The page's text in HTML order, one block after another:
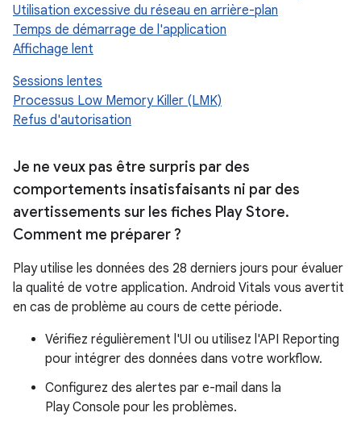
Utilisation excessive du réseau en arrière-plan
Temps de démarrage de l'application
Affichage lent
Sessions lentes
Processus Low Memory Killer (LMK)
Refus d'autorisation
Je ne veux pas être surpris par des
comportements insatisfaisants ni par des
avertissements sur les fiches Play Store.
Comment me préparer ?
Play utilise les données des 28 derniers jours pour évaluer
la qualité de votre application. Android Vitals vous avertit
en cas de problème au cours de cette période.
Vérifiez régulièrement l'UI ou utilisez l'API Reporting
pour intégrer des données dans votre workflow.
Configurez des alertes par e-mail dans la
Play Console pour les problèmes.